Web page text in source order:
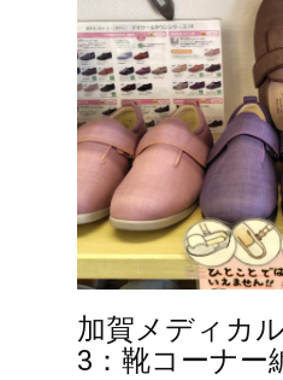
加賀メディカ
3：靴コーナー